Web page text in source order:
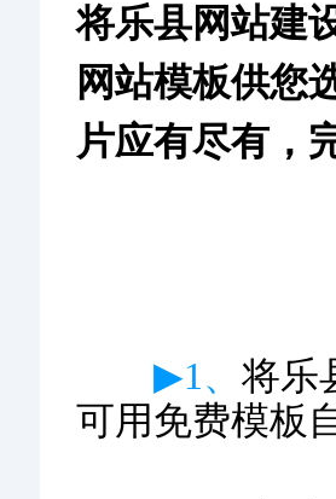
将乐县网站建
网站模板供您
片应有尽有，
▶1、 将乐
可用免费模板